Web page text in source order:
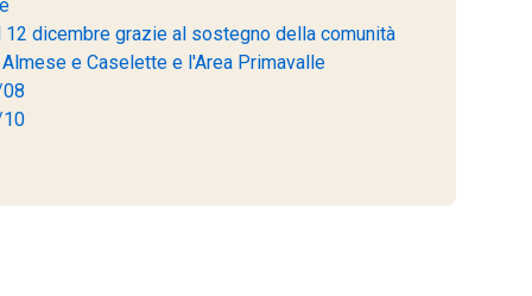
dicembre grazie al sostegno della comunità
e Caselette e l'Area Primavalle